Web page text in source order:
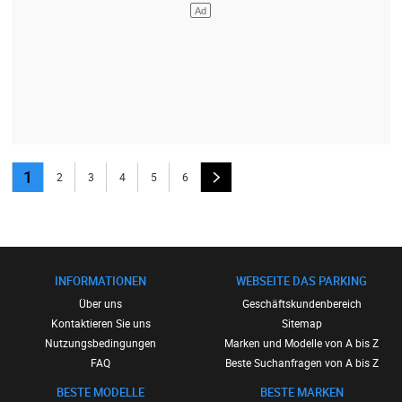
1 2 3 4 5 6
INFORMATIONEN
Über uns
Kontaktieren Sie uns
Nutzungsbedingungen
FAQ
BESTE MODELLE
WEBSEITE DAS PARKING
Geschäftskundenbereich
Sitemap
Marken und Modelle von A bis Z
Beste Suchanfragen von A bis Z
BESTE MARKEN